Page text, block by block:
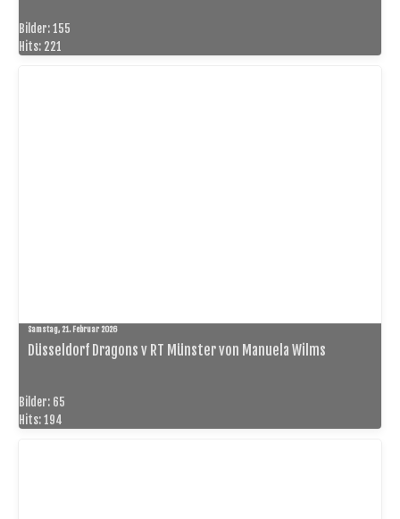
Bilder: 155
Hits: 221
Samstag, 21. Februar 2026
Düsseldorf Dragons v RT Münster von Manuela Wilms
Bilder: 65
Hits: 194